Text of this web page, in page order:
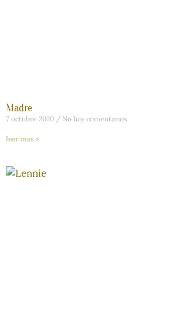
Madre
7 octubre 2020 No hay comentarios
leer mas »